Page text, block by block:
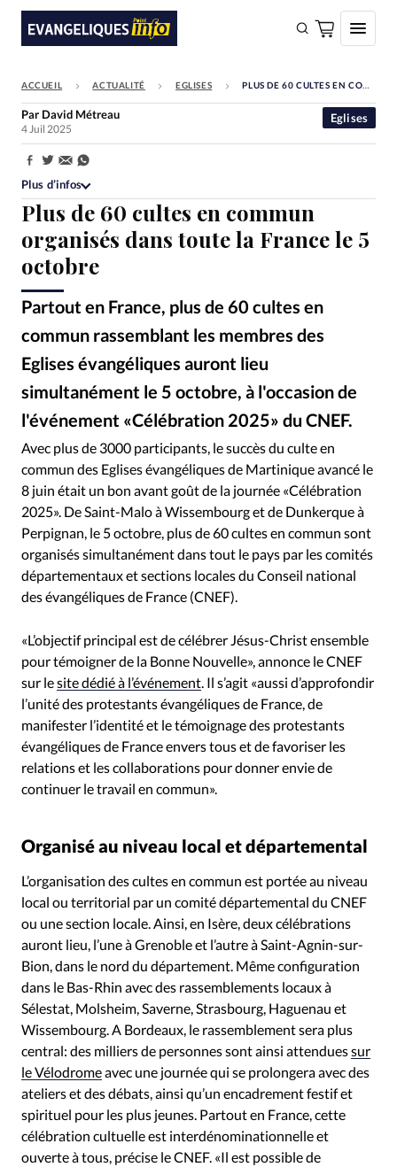
FAIRE UN DON
Faire un don
Eglises
Société
Bible
Toute l'actualité
Se connecter
Devise:CHF
RUBRIQUES
Toute l'actualité Bible Culture
Economie
Eglises
Histoire Laicité
Liberté religieuse
Mission
Monde People Politique
Religions
Société
ACCUEIL ACTUALITÉ EGLISES PLUS DE 60 CULTES EN COMMUN ORGANISÉS DANS TOUTE LA FRANCE LE 5 OCTOBRE
Plus de 60 cultes en commun
organisés dans toute la France le 5
octobre
Partout en France, plus de 60 cultes en
commun rassemblant les membres des
Eglises évangéliques auront lieu
simultanément le 5 octobre, à l'occasion de
l'événement «Célébration 2025» du CNEF.
Eglises
Par David Métreau
4 Juil 2025
Partager:
Plus d’infos
©middelveld – Istock
Avec plus de 3000 participants, le succès du culte en
commun des Eglises évangéliques de Martinique avancé le
8 juin était un bon avant goût de la journée «Célébration
2025». De Saint-Malo à Wissembourg et de Dunkerque à
Perpignan, le 5 octobre, plus de 60 cultes en commun sont
organisés simultanément dans tout le pays par les comités
départementaux et sections locales du Conseil national
des évangéliques de France (CNEF).
«L’objectif principal est de célébrer Jésus-Christ ensemble
pour témoigner de la Bonne Nouvelle», annonce le CNEF
sur lesite dédié à l’événement. Il s’agit «aussi d’approfondir
l’unité des protestants évangéliques de France, de
manifester l’identité et le témoignage des protestants
évangéliques de France envers tous et de favoriser les
relations et les collaborations pour donner envie de
continuer le travail en commun».
Organisé au niveau local et départemental
L’organisation des cultes en commun est portée au niveau
local ou territorial par un comité départemental du CNEF
ou une section locale. Ainsi, en Isère, deux célébrations
auront lieu, l’une à Grenoble et l’autre à Saint-Agnin-sur-
Bion, dans le nord du département. Même configuration
dans le Bas-Rhin avec des rassemblements locaux à
Sélestat, Molsheim, Saverne, Strasbourg, Haguenau et
Wissembourg. A Bordeaux, le rassemblement sera plus
central: des milliers de personnes sont ainsi attenduessur
le Vélodromeavec une journée qui se prolongera avec des
ateliers et des débats, ainsi qu’un encadrement festif et
spirituel pour les plus jeunes. Partout en France, cette
célébration cultuelle est interdénominationnelle et
ouverte à tous, précise le CNEF. «Il est possible de